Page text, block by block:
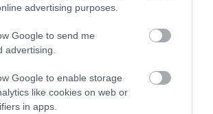
advertising purposes.
Google to send me
advertising.
Google to enable storage
like cookies on web or
in apps.